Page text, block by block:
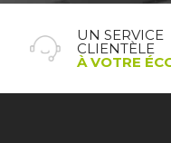
UN SERVICE
CLIENTÈLE
À VOTRE